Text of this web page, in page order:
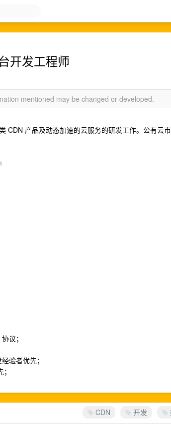
开发工程师
mentioned may be changed or developed.
CDN 产品及动态加速的云服务的研发工作。公有云市
议；
验者优先；
CDN 开发